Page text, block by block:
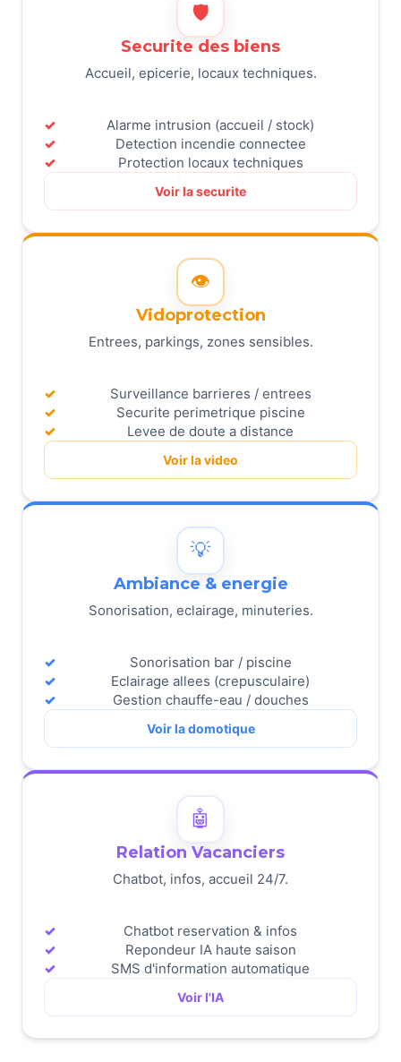
🛡️
Securite des biens
Accueil, epicerie, locaux techniques.
Alarme intrusion (accueil / stock)
Detection incendie connectee
Protection locaux techniques
Voir la securite
👁️
Vidoprotection
Entrees, parkings, zones sensibles.
Surveillance barrieres / entrees
Securite perimetrique piscine
Levee de doute a distance
Voir la video
💡
Ambiance & energie
Sonorisation, eclairage, minuteries.
Sonorisation bar / piscine
Eclairage allees (crepusculaire)
Gestion chauffe-eau / douches
Voir la domotique
🤖
Relation Vacanciers
Chatbot, infos, accueil 24/7.
Chatbot reservation & infos
Repondeur IA haute saison
SMS d'information automatique
Voir l'IA